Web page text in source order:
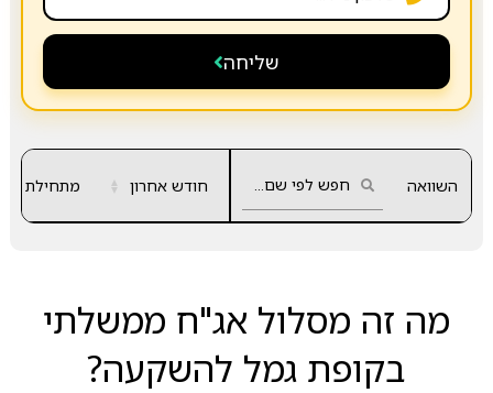
שליחה
השוואה חודש אחרון ▲
▼ מתחילת
מה זה מסלול אג"ח ממשלתי
בקופת גמל להשקעה?